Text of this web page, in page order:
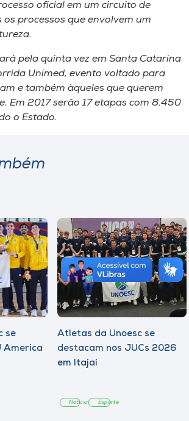
oficial em um circuito de
os processos​ que envolvem um
pela ​quinta vez em Santa Catarina​
Unimed, evento voltado para
e também àqueles que querem
Em 2017 serão 17 etapas ​com​ 8.450
o ​E​stado.
se
America
Atletas da Unoesc se
destacam nos JUCs 2026
em Itajaí
Notícia Esporte